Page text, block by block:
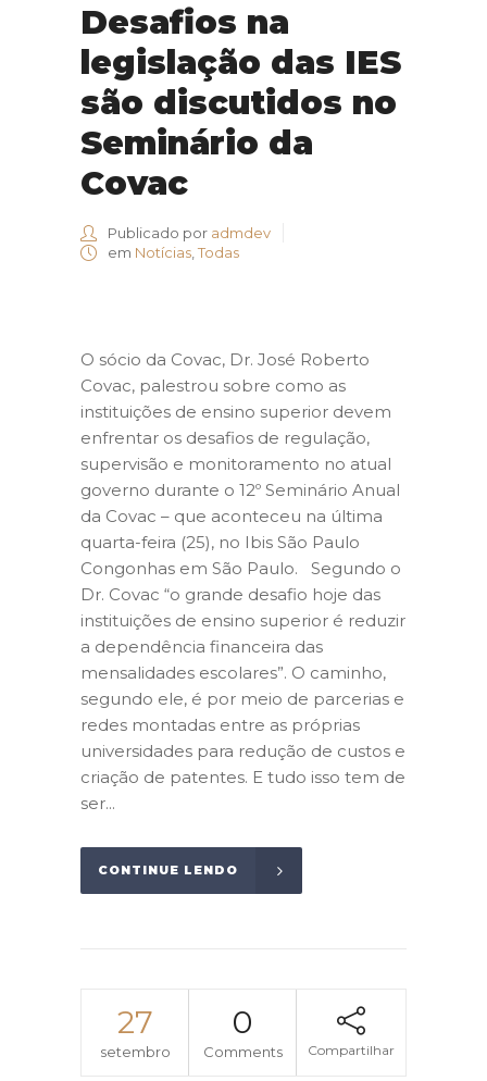
Desafios na
legislação das IES
são discutidos no
Seminário da
Covac
Publicado por admdev
em Notícias Todas
O sócio da Covac, Dr. José Roberto
Covac, palestrou sobre como as
instituições de ensino superior devem
enfrentar os desafios de regulação,
supervisão e monitoramento no atual
governo durante o 12º Seminário Anual
da Covac – que aconteceu na última
quarta-feira (25), no Ibis São Paulo
Congonhas em São Paulo. Segundo o
Dr. Covac “o grande desafio hoje das
instituições de ensino superior é reduzir
a dependência financeira das
mensalidades escolares”. O caminho,
segundo ele, é por meio de parcerias e
redes montadas entre as próprias
universidades para redução de custos e
criação de patentes. E tudo isso tem de
ser...
CONTINUE LENDO
27
setembro
0
Comments Compartilhar